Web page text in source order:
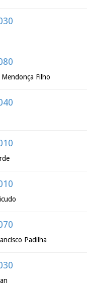
Filho
Padilha